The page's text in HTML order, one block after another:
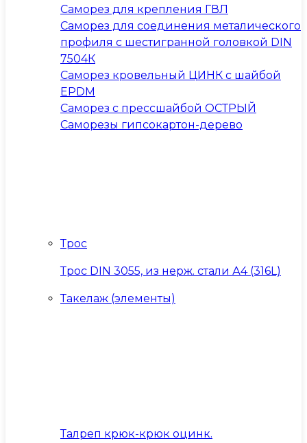
Саморез для крепления ГВЛ
Саморез для соединения металического
профиля с шестигранной головкой DIN
7504К
Саморез кровельный ЦИНК с шайбой
EPDM
Саморез с прессшайбой ОСТРЫЙ
Саморезы гипсокартон-дерево
Трос
Трос DIN 3055, из нерж. стали А4 (316L)
Такелаж (элементы)
Талреп крюк-крюк оцинк.